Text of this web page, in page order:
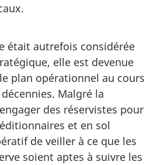
était autrefois considérée
elle est devenue
plan opérationnel au cours
Malgré la
des réservistes pour
et en sol
de veiller à ce que les
soient aptes à suivre les